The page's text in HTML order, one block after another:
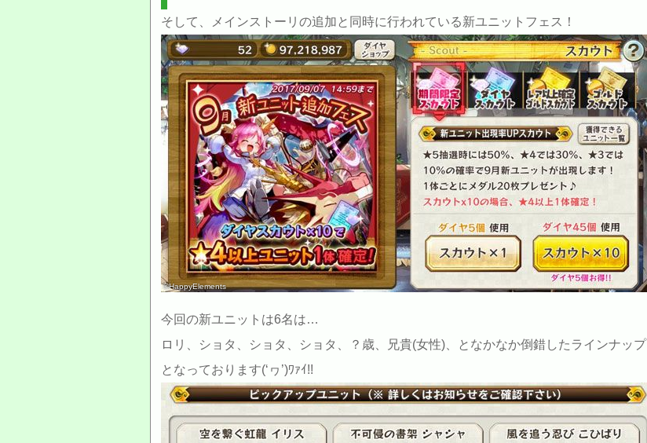
そして、メインストーリの追加と同時に行われている新ユニットフェス！
©HappyElements
今回の新ユニットは6名は…
ロリ、ショタ、ショタ、ショタ、？歳、兄貴(女性)、となかなか倒錯したラインナップ
となっております(‘ヮ’)ﾜｧｲ!!